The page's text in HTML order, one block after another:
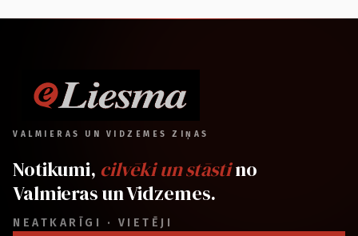
VALMIERAS UN VIDZEMES ZIŅAS
Notikumi, cilvēki un stāstino
Valmieras un Vidzemes.
NEATKARĪGI · VIETĒJI